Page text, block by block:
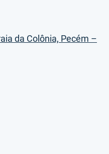
da Colônia, Pecém –